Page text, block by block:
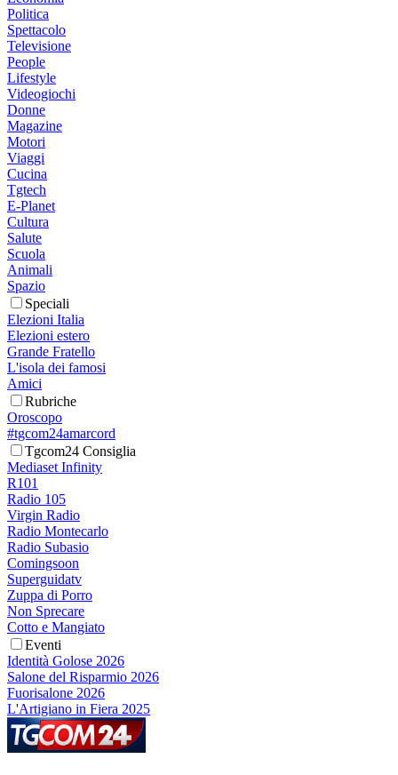
Politica
Spettacolo
Televisione
People
Lifestyle
Videogiochi
Donne
Magazine
Motori
Viaggi
Cucina
Tgtech
E-Planet
Cultura
Salute
Scuola
Animali
Spazio
Speciali
Elezioni Italia
Elezioni estero
Grande Fratello
L'isola dei famosi
Amici
Rubriche
Oroscopo
#tgcom24amarcord
Tgcom24 Consiglia
Mediaset Infinity
R101
Radio 105
Virgin Radio
Radio Montecarlo
Radio Subasio
Comingsoon
Superguidatv
Zuppa di Porro
Non Sprecare
Cotto e Mangiato
Eventi
Identità Golose 2026
Salone del Risparmio 2026
Fuorisalone 2026
L'Artigiano in Fiera 2025